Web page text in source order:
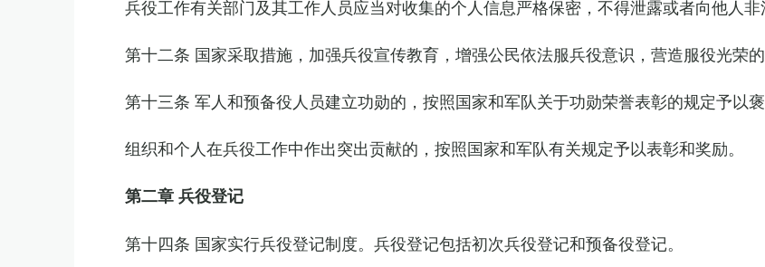
兵役工作有关部门及其工作人员应当对收集的个人信息严格保密，不得泄露或者向他人非
第十二条 国家采取措施，加强兵役宣传教育，增强公民依法服兵役意识，营造服役光荣的
第十三条 军人和预备役人员建立功勋的，按照国家和军队关于功勋荣誉表彰的规定予以褒
组织和个人在兵役工作中作出突出贡献的，按照国家和军队有关规定予以表彰和奖励。
第二章 兵役登记
第十四条 国家实行兵役登记制度。兵役登记包括初次兵役登记和预备役登记。